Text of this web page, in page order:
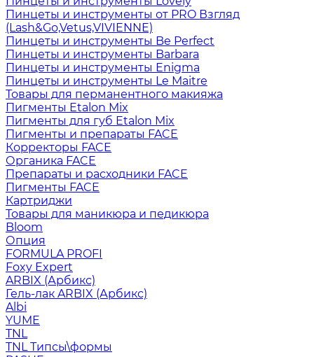
Пинцеты и инструменты от PRO Взгляд
(Lash&Go,Vetus,VIVIENNE)
Пинцеты и инструменты Be Perfect
Пинцеты и инструменты Barbara
Пинцеты и инструменты Enigma
Пинцеты и инструменты Le Maitre
Товары для перманентного макияжа
Пигменты Etalon Mix
Пигменты для губ Etalon Mix
Пигменты и препараты FACE
Корректоры FACE
Органика FACE
Препараты и расходники FACE
Пигменты FACE
Картриджи
Товары для маникюра и педикюра
Bloom
Опция
FORMULA PROFI
Foxy Expert
ARBIX (Арбикс)
Гель-лак ARBIX (Арбикс)
Albi
YUME
TNL
TNL Типсы\формы